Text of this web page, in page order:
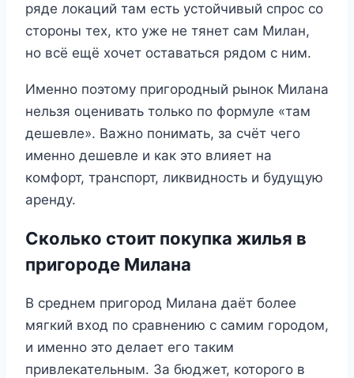
ряде локаций там есть устойчивый спрос со
стороны тех, кто уже не тянет сам Милан,
но всё ещё хочет оставаться рядом с ним.
Именно поэтому пригородный рынок Милана
нельзя оценивать только по формуле «там
дешевле». Важно понимать, за счёт чего
именно дешевле и как это влияет на
комфорт, транспорт, ликвидность и будущую
аренду.
Сколько стоит покупка жилья в
пригороде Милана
В среднем пригород Милана даёт более
мягкий вход по сравнению с самим городом,
и именно это делает его таким
привлекательным. За бюджет, которого в